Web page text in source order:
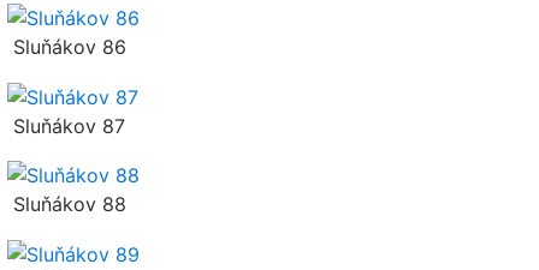
Sluňákov 86
Sluňákov 87
Sluňákov 88